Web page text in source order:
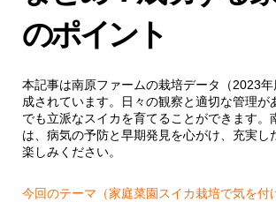
のポイント
本記事は南原ファームの栽培データ（2023
成されています。日々の観察と適切な管理が
でも立派なスイカを育てることができます。
は、病気の予防と早期発見を心がけ、充実し
楽しみください。
今回のテーマ（家庭菜園スイカ栽培で気を付